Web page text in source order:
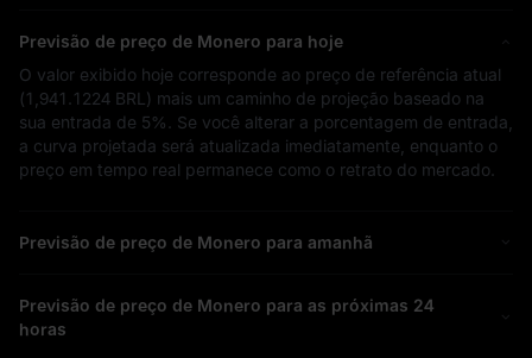
Previsão de preço de Monero para hoje
O valor exibido hoje corresponde ao preço de referência atual
(1,941.1224 BRL ) mais um caminho de projeção baseado na
sua entrada de 5%
. Se você alterar a porcentagem de entrada,
a curva projetada será atualizada imediatamente, enquanto o
preço em tempo real permanece como o retrato do mercado.
Previsão de preço de Monero para amanhã
Previsão de preço de Monero para as próximas 24
horas